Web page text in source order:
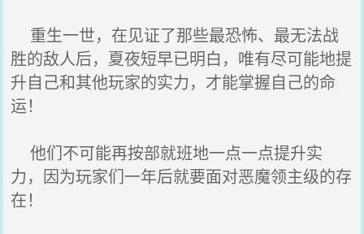
重生一世，在见证了那些最恐怖、最无法战
胜的敌人后，夏夜短早已明白，唯有尽可能地提
升自己和其他玩家的实力，才能掌握自己的命
运！
他们不可能再按部就班地一点一点提升实
力，因为玩家们一年后就要面对恶魔领主级的存
在！